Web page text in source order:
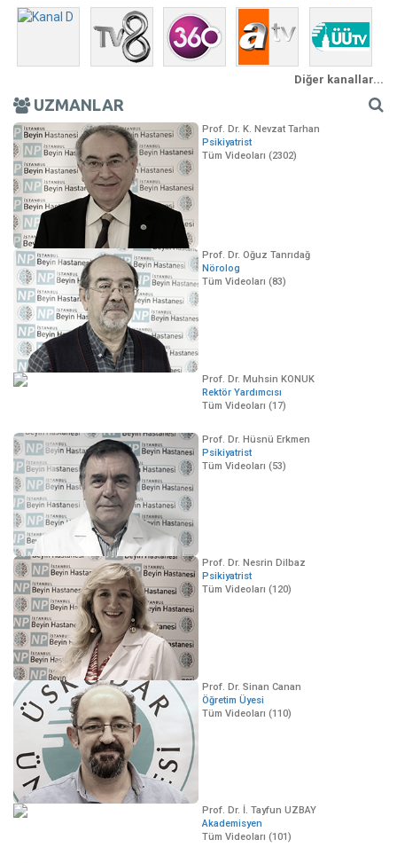
Diğer kanallar...
UZMANLAR
Prof. Dr. K. Nevzat Tarhan
Psikiyatrist
Tüm Videoları (2302)
Prof. Dr. Oğuz Tanrıdağ
Nörolog
Tüm Videoları (83)
Prof. Dr. Muhsin KONUK
Rektör Yardımcısı
Tüm Videoları (17)
Prof. Dr. Hüsnü Erkmen
Psikiyatrist
Tüm Videoları (53)
Prof. Dr. Nesrin Dilbaz
Psikiyatrist
Tüm Videoları (120)
Prof. Dr. Sinan Canan
Öğretim Üyesi
Tüm Videoları (110)
Prof. Dr. İ. Tayfun UZBAY
Akademisyen
Tüm Videoları (101)